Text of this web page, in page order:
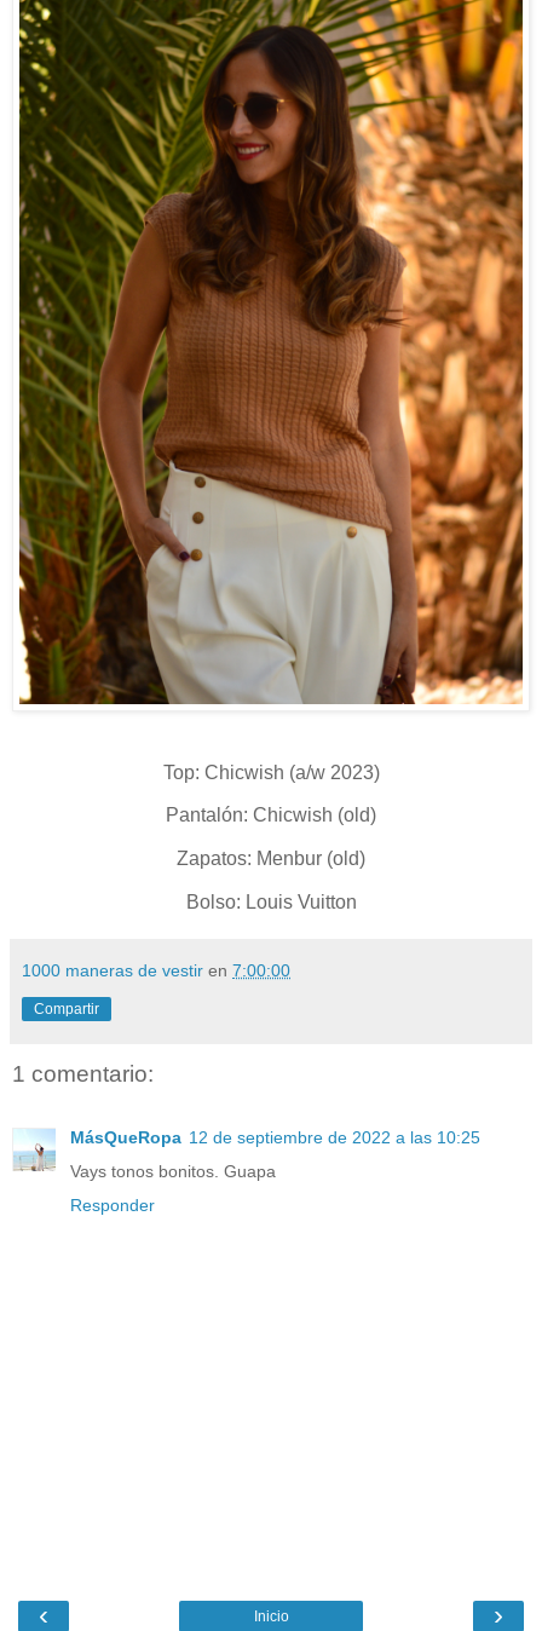
Top: Chicwish (a/w 2023)
Pantalón: Chicwish (old)
Zapatos: Menbur (old)
Bolso: Louis Vuitton
1000 maneras de vestir en 7:00:00
Compartir
1 comentario:
MásQueRopa 12 de septiembre de 2022 a las 10:25
Vays tonos bonitos. Guapa
Responder
‹ ›
Inicio